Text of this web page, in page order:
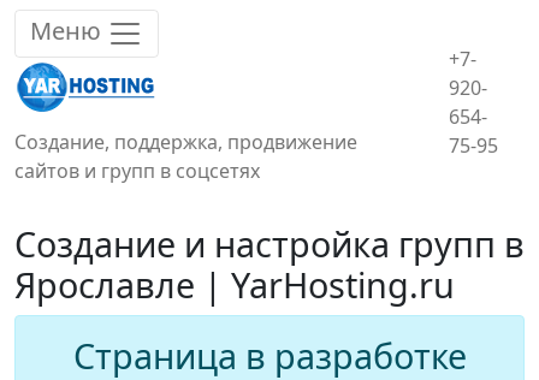
Меню
Создание, поддержка, продвижение
сайтов и групп в соцсетях
+7-
920-
654-
75-95
Создание и настройка групп в
Ярославле | YarHosting.ru
Страница в разработке